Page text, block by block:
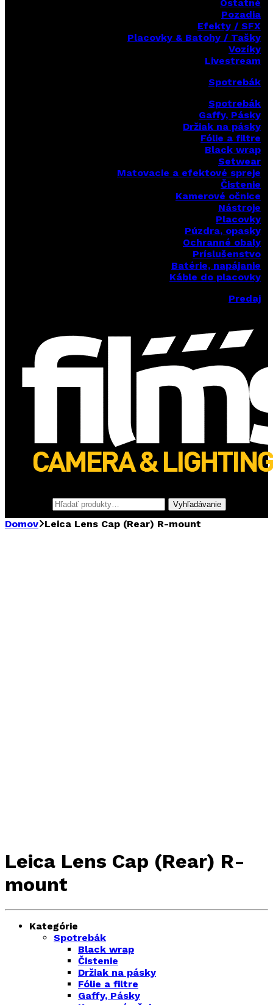
Ostatné
Pozadia
Efekty / SFX
Placovky & Batohy / Tašky
Vozíky
Livestream
Spotrebák
Spotrebák
Gaffy, Pásky
Držiak na pásky
Fólie a filtre
Black wrap
Setwear
Matovacie a efektové spreje
Čistenie
Kamerové očnice
Nástroje
Placovky
Púzdra, opasky
Ochranné obaly
Príslušenstvo
Batérie, napájanie
Káble do placovky
Predaj
Vyhľadávanie
Domov Leica Lens Cap (Rear) R-mount
Leica Lens Cap (Rear) R-
mount
Kategórie
Spotrebák
Black wrap
Čistenie
Držiak na pásky
Fólie a filtre
Gaffy, Pásky